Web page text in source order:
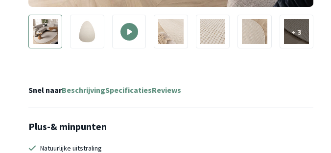
+ 3
Snel naarBeschrijvingSpecificatiesReviews
Plus-& minpunten
Natuurlijke uitstraling